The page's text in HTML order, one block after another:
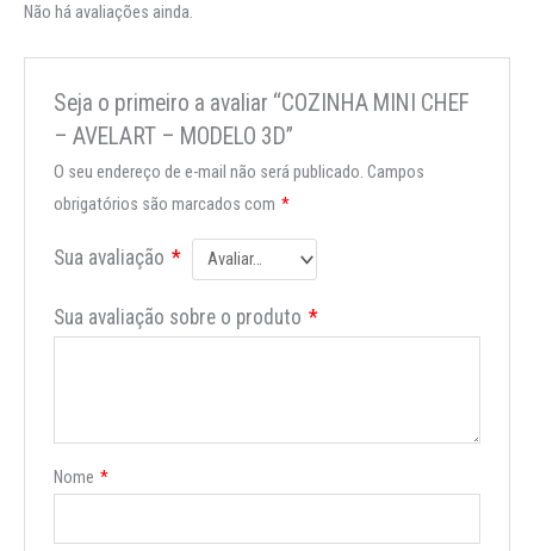
Não há avaliações ainda.
Seja o primeiro a avaliar “COZINHA MINI CHEF
– AVELART – MODELO 3D”
O seu endereço de e-mail não será publicado. Campos
obrigatórios são marcados com *
Sua avaliação *
Sua avaliação sobre o produto *
Nome *